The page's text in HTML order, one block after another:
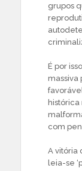
grupos
É por
massiva
histórica
com
A vitória
leia-se